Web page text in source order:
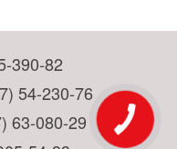
390-82
54-230-76
63-080-29